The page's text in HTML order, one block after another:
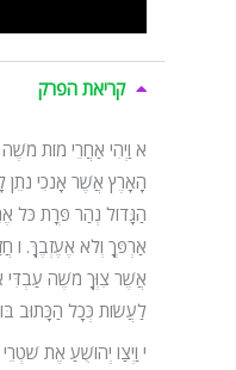
קריאת הפרק
א וַיְהִי אַחֲרֵי מוֹת
הָאָרֶץ אֲשֶׁר אָנֹכִי נֹתֵן
הַגָּדוֹל נְהַר פְּרָת כֹּל
אַרְפְּךָ וְלֹא אֶעֶזְבֶךָּ. ו
אֲשֶׁר צִוְּךָ מֹשֶׁה עַבְדִּי
לַעֲשׂוֹת כְּכָל הַכָּתוּב
י וַיְצַו יְהוֹשֻׁעַ אֶת